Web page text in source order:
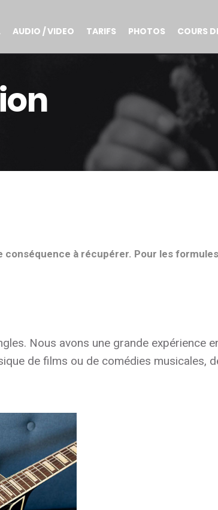
AUDIO / VIDEO TARIFS PHOTOS COURS
à récupérer. Pour les formules
Nous avons une grande expérience
de films ou de comédies musicales,